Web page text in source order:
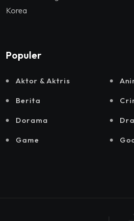
Korea
Populer
Aktor & Aktris
Berita
Dorama
Game